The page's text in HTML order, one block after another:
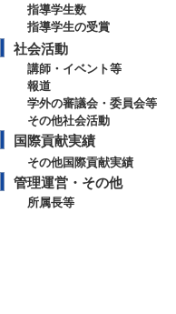
指導学生数
指導学生の受賞
社会活動
講師・イベント等
報道
学外の審議会・委員会等
その他社会活動
国際貢献実績
その他国際貢献実績
管理運営・その他
所属長等